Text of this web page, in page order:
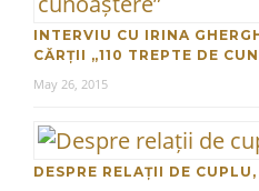
INTERVIU CU IRINA
CĂRȚII „110 TREPTE DE
May 26, 2015
DESPRE RELAȚII DE